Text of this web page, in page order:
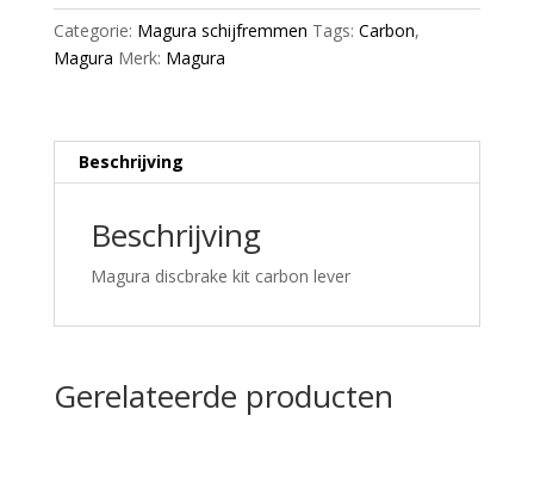
Lever
Disc
Brake
Mount
aantal
Categorie: Magura schijfremmen Tags: Carbon,
Magura Merk: Magura
Beschrijving
Beschrijving
Magura discbrake kit carbon lever
Gerelateerde producten